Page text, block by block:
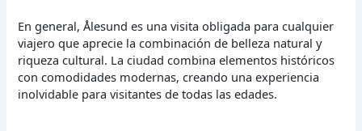
En general, Ålesund es una visita obligada para cualquier
viajero que aprecie la combinación de belleza natural y
riqueza cultural. La ciudad combina elementos históricos
con comodidades modernas, creando una experiencia
inolvidable para visitantes de todas las edades.